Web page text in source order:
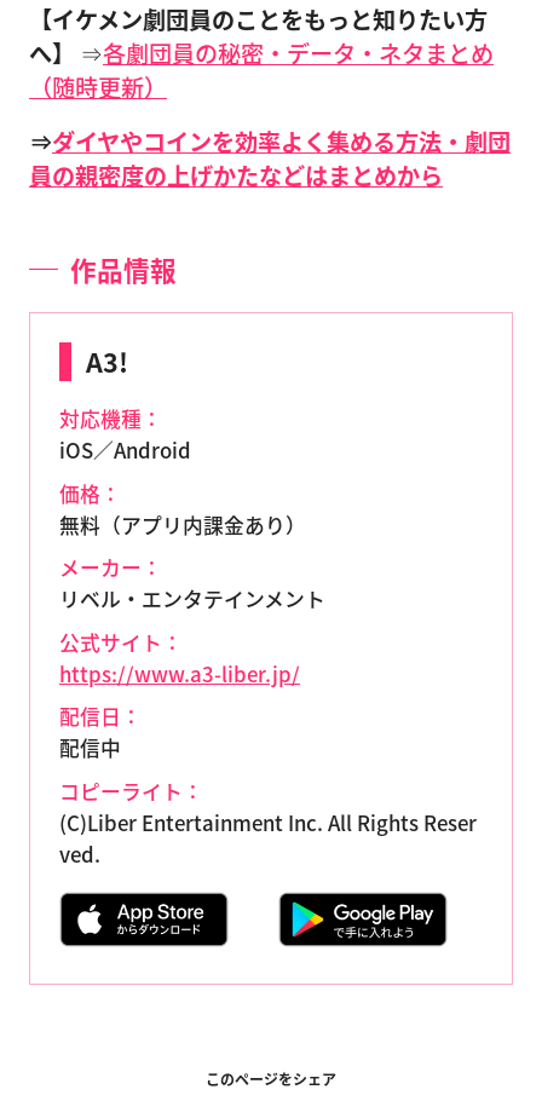
【イケメン劇団員のことをもっと知りたい方
へ】
⇒各劇団員の秘密・データ・ネタまとめ
（随時更新）
⇒ダイヤやコインを効率よく集める方法・劇団
員の親密度の上げかたなどはまとめから
作品情報
A3!
対応機種：
iOS／Android
価格：
無料（アプリ内課金あり）
メーカー：
リベル・エンタテインメント
公式サイト：
https://www.a3-liber.jp/
配信日：
配信中
コピーライト：
(C)Liber Entertainment Inc. All Rights Reser
ved.
このページをシェア